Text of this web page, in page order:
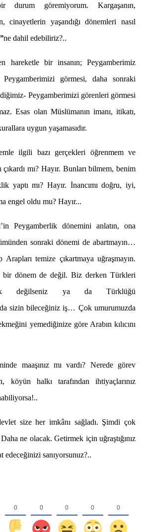
durum göremiyorum. Kargaşanın,
cinayetlerin yaşandığı dönemleri nasıl
ne dahil edebiliriz?..
hareketle bir insanın; Peygamberimiz
Peygamberimizi görmesi, daha sonraki
Peygamberimizi görenleri görmesi
Esas olan Müslümanın imanı, itikatı,
uygun yaşamasıdır.
ilgili bazı gerçekleri öğrenmem ve
mı? Hayır. Bunları bilmem, benim
yaptı mı? Hayır. İnancımı doğru, iyi,
engel oldu mu? Hayır...
Peygamberlik dönemini anlatın, ona
sonraki dönemi de abartmayın…
temize çıkartmaya uğraşmayın.
bir dönem de değil. Biz derken Türkleri
değilseniz ya da Türklüğü
da sizin bileceğiniz iş… Çok umurumuzda
yemediğinize göre Arabın kılıcını
maaşınız mı vardı? Nerede görev
köyün halkı tarafından ihtiyaçlarınız
size her imkânı sağladı. Şimdi çok
ne olacak. Getirmek için uğraştığınız
edeceğinizi sanıyorsunuz?..